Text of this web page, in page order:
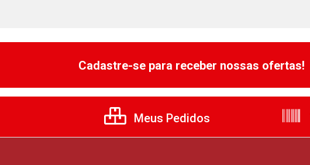
Cadastre-se para receber nossas ofertas!
Meus Pedidos